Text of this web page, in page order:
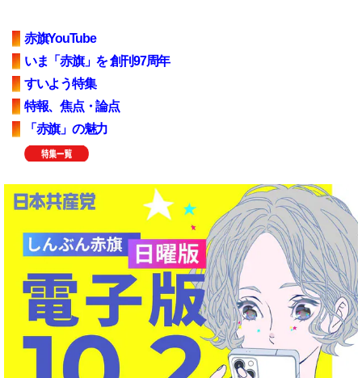
赤旗YouTube
いま「赤旗」を 創刊97周年
すいよう特集
特報、焦点・論点
「赤旗」の魅力